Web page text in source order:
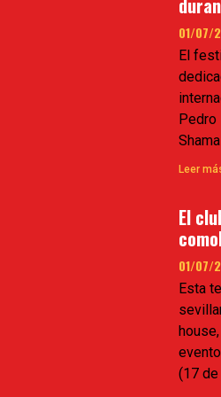
01/07/
El
Pedro
Leer
El
01/07/
Esta
(17 de